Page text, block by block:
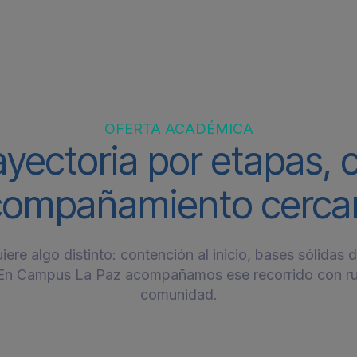
OFERTA ACADÉMICA
por etapas,
algo distinto: contención al inicio, bases sólidas
Campus La Paz acompañamos ese recorrido con
comunidad.
crítico, con
cercano y
guiada.
Secundaria
Estructura y pertenencia
una etapa de cambios.
comunicación con